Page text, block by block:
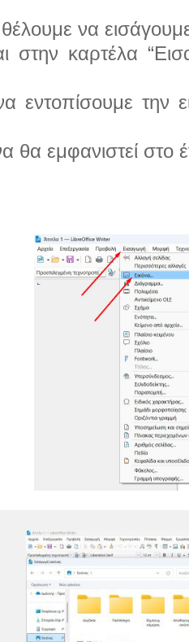
να
στην καρτέλα
εντοπίσουμε την
θα εμφανιστεί στο